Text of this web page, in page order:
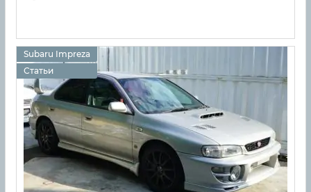
Subaru Impreza
Статьи